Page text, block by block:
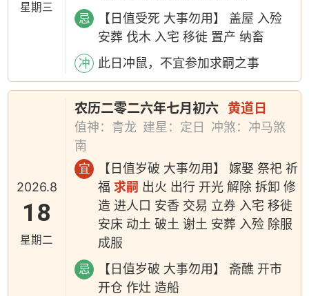
星期三
忌
【日值受死 大事勿用】 盖屋 入殓
安葬 伐木 入宅 移徙 置产 纳畜
冲 此日冲鼠，不宜参加求嗣之事
2026.8
18
星期二
农历二零二六年七月初六 黄道日
值神：青龙 建星：定日
冲煞：冲马煞
南
宜
【日值岁破 大事勿用】 嫁娶 祭祀 祈
福求嗣 出火 出行 开光 解除 拆卸 修
造 进人口 安香 交易 立券 入宅 移徙
安床 动土 破土 谢土 安葬 入殓 除服
成服
忌
【日值岁破 大事勿用】 斋醮 开市
开仓 作灶 造船